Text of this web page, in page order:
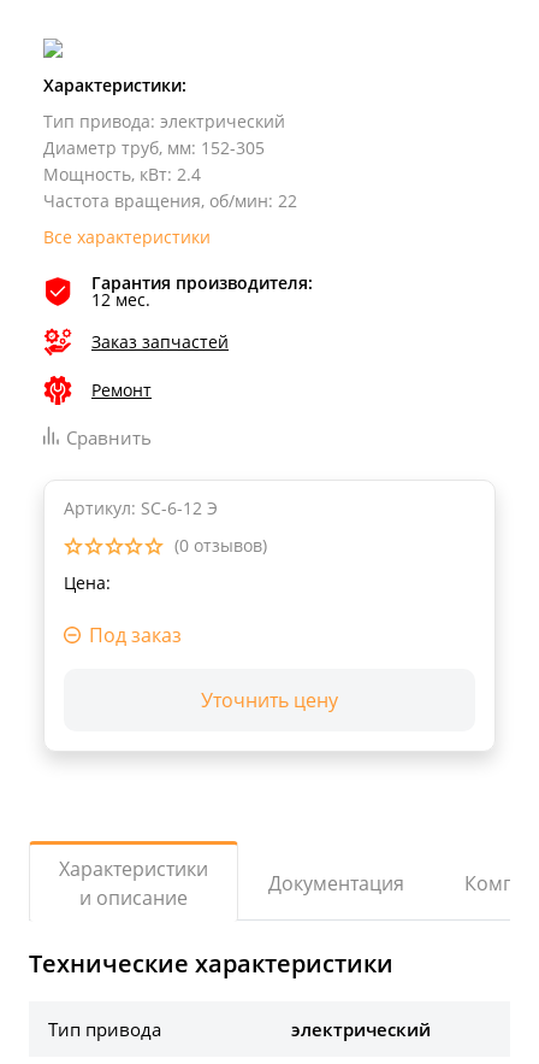
Характеристики:
Тип привода: электрический
Диаметр труб, мм: 152-305
Мощность, кВт: 2.4
Частота вращения, об/мин: 22
Все характеристики
Гарантия производителя:
12 мес.
Заказ запчастей
Ремонт
Сравнить
Артикул: SC-6-12 Э
(0 отзывов)
Цена:
Под заказ
Уточнить цену
Характеристики
и описание
Документация
Технические характеристики
Тип привода электрический